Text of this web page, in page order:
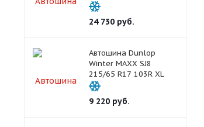
24 730руб.
Автошина Dunlop
Winter MAXX SJ8
215/65 R17 103R XL
9 220руб.